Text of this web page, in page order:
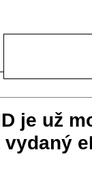
je už